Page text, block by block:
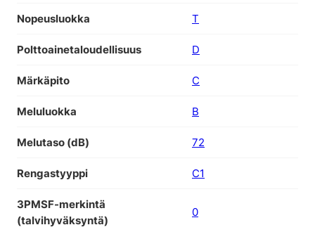
Nopeusluokka T
Polttoainetaloudellisuus D
Märkäpito C
Meluluokka B
Melutaso (dB) 72
Rengastyyppi C1
3PMSF-merkintä
(talvihyväksyntä)
0